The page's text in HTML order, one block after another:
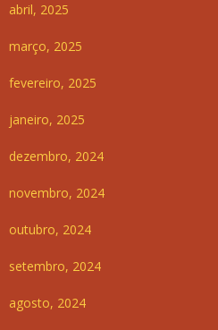
abril, 2025
março, 2025
fevereiro, 2025
janeiro, 2025
dezembro, 2024
novembro, 2024
outubro, 2024
setembro, 2024
agosto, 2024